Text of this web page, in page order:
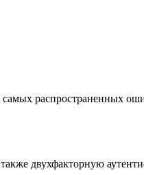
распространенных
двухфакторную